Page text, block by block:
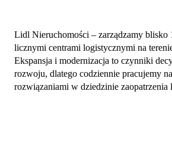
Lidl Nieruchomości – zarządzamy blisko
licznymi centrami logistycznymi na
Ekspansja i modernizacja to czynniki
rozwoju, dlatego codziennie pracujemy
rozwiązaniami w dziedzinie zaopatrzenia